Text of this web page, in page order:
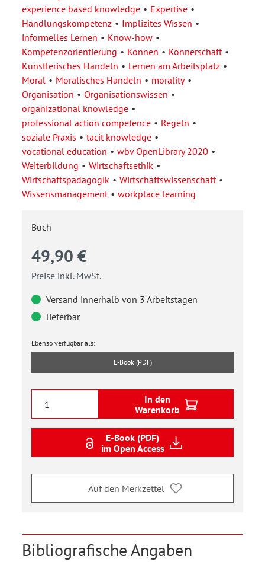
experience based knowledge
Expertise
Handlungskompetenz
Implizites Wissen
informelles Lernen
Know-how
Kompetenzorientierung
Können
Könnerschaft
Künstlerisches Handeln
Lernen am Arbeitsplatz
Moral
Moralisches Handeln
morality
Organisation
Organisationswissen
organizational knowledge
professional action competence
Regeln
soziale Praxis
tacit knowledge
vocational education
wbv OpenLibrary 2020
Weiterbildung
Wirtschaftsethik
Wirtschaftspädagogik
Wirtschaftswissenschaft
Wissensmanagement
workplace learning
Buch
49,90 €
Preise inkl. MwSt.
Versand innerhalb von 3 Arbeitstagen
lieferbar
Ebenso verfügbar als:
E-Book (PDF)
In den
Warenkorb
E-Book (PDF)
im Open Access
Auf den Merkzettel
Bibliografische Angaben